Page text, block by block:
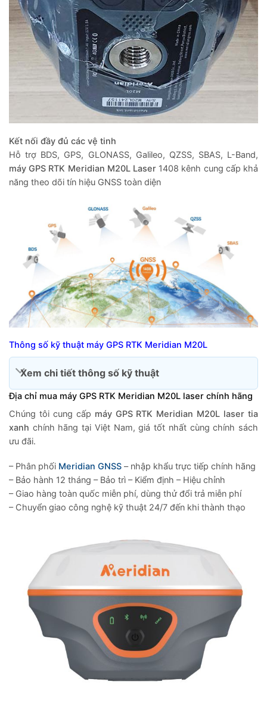
Kết nối đầy đủ các vệ tinh
Hỗ trợ BDS, GPS, GLONASS, Galileo, QZSS, SBAS, L-Band,
máy GPS RTK Meridian M20L Laser 1408 kênh cung cấp khả
năng theo dõi tín hiệu GNSS toàn diện
Thông số kỹ thuật máy GPS RTK Meridian M20L
Xem chi tiết thông số kỹ thuật
Địa chỉ mua máy GPS RTK Meridian M20L laser chính hãng
Chúng tôi cung cấp máy GPS RTK Meridian M20L laser tia
xanh chính hãng tại Việt Nam, giá tốt nhất cùng chính sách
ưu đãi.
– Phân phối Meridian GNSS – nhập khẩu trực tiếp chính hãng
– Bảo hành 12 tháng – Bảo trì – Kiểm định – Hiệu chỉnh
– Giao hàng toàn quốc miễn phí, dùng thử đổi trả miễn phí
– Chuyển giao công nghệ kỹ thuật 24/7 đến khi thành thạo